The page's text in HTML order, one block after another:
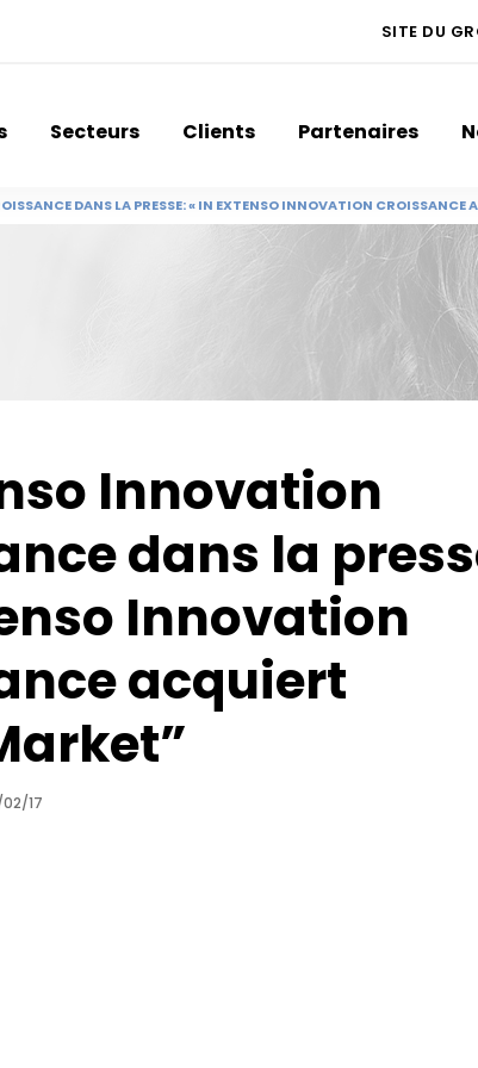
SITE DU
Secteurs Clients Partenaires
DANS LA PRESSE: « IN EXTENSO INNOVATION CROISSANCE
Innovation
dans la
Innovation
acquiert
17